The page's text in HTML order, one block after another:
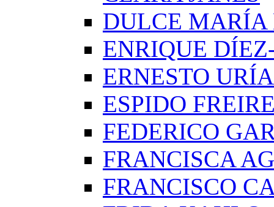
DULCE
ENRIQUE
ERNESTO URÍA
ESPIDO
FEDERICO
FRANCISCA
FRANCISCO